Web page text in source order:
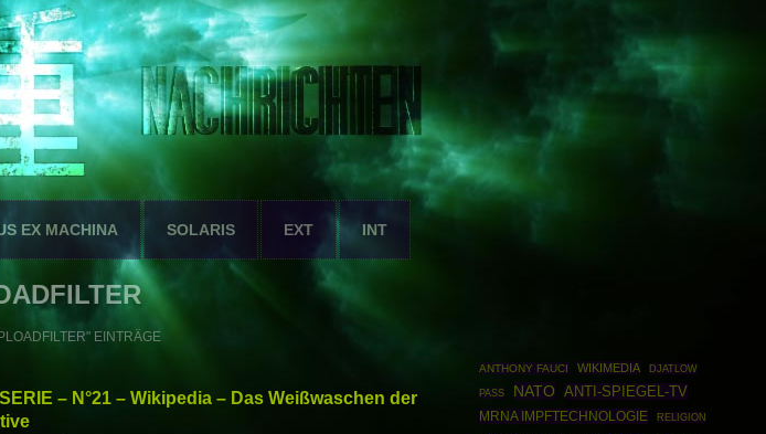
EX MACHINA SOLARIS EXT INT
EINTRÄGE
– N°21 – Wikipedia – Das Weißwaschen der
ANTHONY FAUCI WIKIMEDIA DJATLOW
PASS NATO ANTI-SPIEGEL-TV
MRNA IMPFTECHNOLOGIE RELIGION